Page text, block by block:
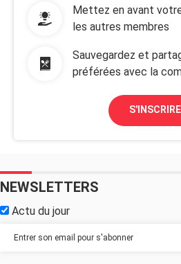
Mettez en avant
les autres membres
Sauvegardez et
préférées avec la
S'INSCRIRE
NEWSLETTERS
Actu du jour